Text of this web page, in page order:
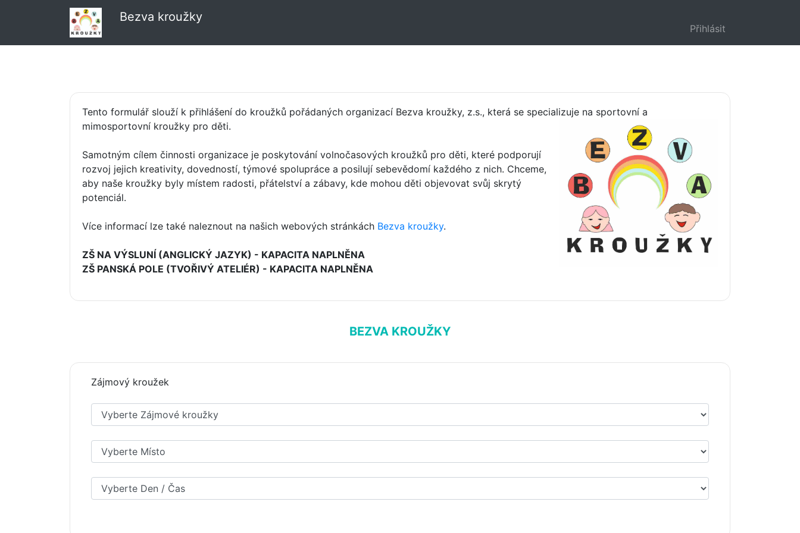
Bezva kroužky
Přihlásit
Tento formulář slouží k přihlášení do kroužků pořádaných organizací Bezva kroužky, z.s., která se specializuje na sportovní a
mimosportovní kroužky pro děti.
Samotným cílem činnosti organizace je poskytování volnočasových kroužků pro děti, které podporují
rozvoj jejich kreativity, dovedností, týmové spolupráce a posilují sebevědomí každého z nich. Chceme,
aby naše kroužky byly místem radosti, přátelství a zábavy, kde mohou děti objevovat svůj skrytý
potenciál.
Více informací lze také naleznout na našich webových stránkách Bezva kroužky.
ZŠ NA VÝSLUNÍ (ANGLICKÝ JAZYK) - KAPACITA NAPLNĚNA
ZŠ PANSKÁ POLE (TVOŘIVÝ ATELIÉR) - KAPACITA NAPLNĚNA
BEZVA KROUŽKY
Zájmový kroužek